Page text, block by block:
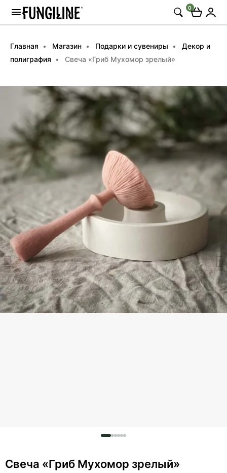
0
Главная Магазин Подарки и сувениры
Декор и
полиграфия
Свеча «Гриб Мухомор зрелый»
Свеча «Гриб Мухомор зрелый»